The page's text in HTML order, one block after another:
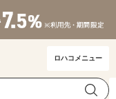
ロハコメニュー